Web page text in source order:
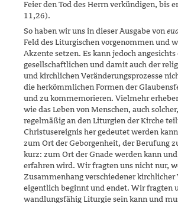
Feier den Tod des Herrn verkündi­gen, bis
11,26).
So haben wir uns in dieser Ausgabe von
Feld des Litur­gischen vorgenommen und
Akzente setzen. Es kann jedoch
gesellschaftlichen und damit auch der
und kirchlichen Veränderungsprozesse
die herkömmlichen Formen der
und zu kommemorieren. Vielmehr
wie das Leben von Menschen, auch
regelmäßig an den Liturgien der Kir­che
Christusereignis her gedeutet werden
zum Ort der Geborgenheit, der Berufung
kurz: zum Ort der Gnade werden kann
erfahren wird. Wir fragten uns nicht nur,
Zusammenhang verschiedener kirchlicher
eigentlich beginnt und endet. Wir fragten
wandlungsfähig Liturgie sein kann und